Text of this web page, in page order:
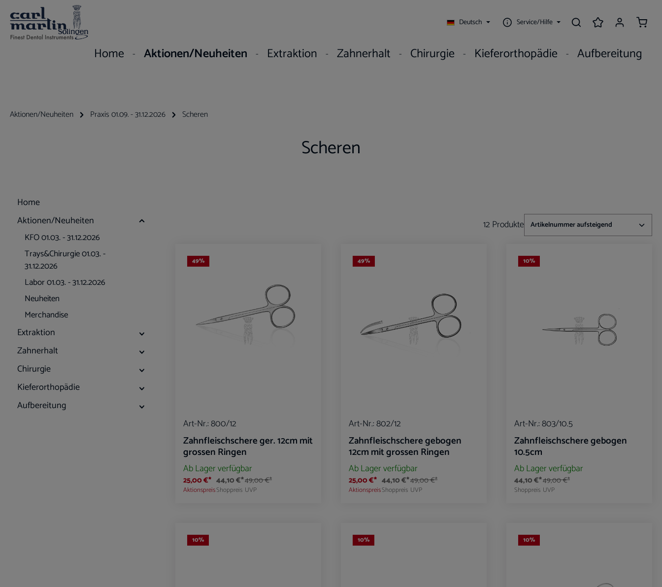
Hauptinhalt springen
Zur Hauptnavigation springen
Deutsch Service/Hilfe
Home Aktionen/Neuheiten Extraktion Zahnerhalt Chirurgie Kieferorthopädie Aufbereitung
Aktionen/Neuheiten Praxis 01.09. - 31.12.2026 Scheren
Scheren
Home
Aktionen/Neuheiten
KFO 01.03. - 31.12.2026
Trays&Chirurgie 01.03. -
31.12.2026
Labor 01.03. - 31.12.2026
Neuheiten
Merchandise
Extraktion
Zahnerhalt
Chirurgie
Kieferorthopädie
Aufbereitung
12 Produkte
49%
Art-Nr.:800/12
Zahnfleischschere ger. 12cm mit
grossen Ringen
Ab Lager verfügbar
25,00 €*
Aktionspreis
44,10 €*
Shoppreis
49,00 €*
UVP
49%
Art-Nr.:802/12
Zahnfleischschere gebogen
12cm mit grossen Ringen
Ab Lager verfügbar
25,00 €*
Aktionspreis
44,10 €*
Shoppreis
49,00 €*
UVP
10%
Art-Nr.:803/10.5
Zahnfleischschere gebogen
10.5cm
Ab Lager verfügbar
44,10 €*
Shoppreis
49,00 €*
UVP
10% 10% 10%